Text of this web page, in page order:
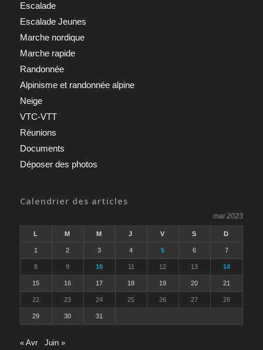
Escalade
Escalade Jeunes
Marche nordique
Marche rapide
Randonnée
Alpinisme et randonnée alpine
Neige
VTC-VTT
Réunions
Documents
Déposer des photos
Calendrier des articles
mai 2023
L M M J V S D
1 2 3 4 5 6 7
8 9 10 11 12 13 14
15 16 17 18 19 20 21
22 23 24 25 26 27 28
29 30 31
« Avr Juin »